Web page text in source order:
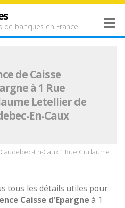
banques en France
de Caisse
à 1 Rue
Letellier de
En-Caux
En-Caux 1 Rue Guillaume
tous les détails utiles pour
Caisse d'Epargne à 1